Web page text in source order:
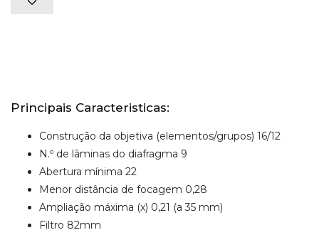
Principais Caracteristicas:
Construção da objetiva (elementos/grupos) 16/12
N.º de lâminas do diafragma 9
Abertura mínima 22
Menor distância de focagem 0,28
Ampliação máxima (x) 0,21 (a 35 mm)
Filtro 82mm